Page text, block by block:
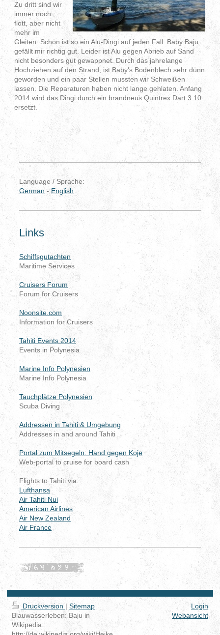
Zu dritt sind wir
immer noch
flott, aber nicht
mehr im
Gleiten. Schön ist so ein Alu-Dingi auf jeden Fall. Baby Baju
gefällt mir richtig gut. Leider ist Alu gegen Abrieb auf Sand
nicht besonders gut gewappnet. Durch das jahrelange
Hochziehen auf den Strand, ist Baby's Bodenblech sehr dünn
geworden und ein paar Stellen mussten wir Schweißen
lassen. Die Reparaturen haben nicht lange gehlaten. Anfang
2014 wird das Dingi durch ein brandneus Quintrex Dart 3.10
ersetzt.
Language / Sprache:
German - English
Links
Schiffsgutachten
Maritime Services
Cruisers Forum
Forum for Cruisers
Noonsite.com
Information for Cruisers
Tahiti Events 2014
Events in Polynesia
Marine Info Polynesien
Marine Info Polynesia
Tauchplätze Polynesien
Scuba Diving
Addressen in Tahiti & Umgebung
Addresses in and around Tahiti
Portal zum Mitsegeln: Hand gegen Koje
Web-portal to cruise for board cash
Flights to Tahiti via:
Lufthansa
Air Tahiti Nui
American Airlines
Air New Zealand
Air France
Druckversion | Sitemap
Blauwasserleben: Baju in
Wikipedia:
Login
Webansicht